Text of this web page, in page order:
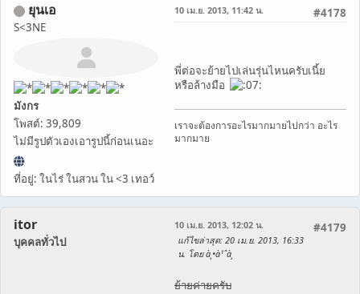
ยุนเอ
S<3NE
มังกร
โพสต์: 39,809
ไม่มีรูปตัวเองเอารูปนี้ก่อนเนอะ
ที่อยู่: ในไร่ ในสวน ใน <3 เทอว์
#4178
10 เม.ย. 2013, 11:42 น.
พี่ต่อจะย้ายไปเล่นรุ่นไหนครับเนี้ย
หรือล้างมือ
เราจะต้องการอะไรมากมายไปกว่า อะไร
มากมาย
itor
บุคคลทั่วไป
#4179
10 เม.ย. 2013, 12:02 น.
แก้ไขล่าสุด: 20 เม.ย. 2013, 16:33
น. โดย à¸•à¹ˆà¸­
ย้ายค่ายครับ